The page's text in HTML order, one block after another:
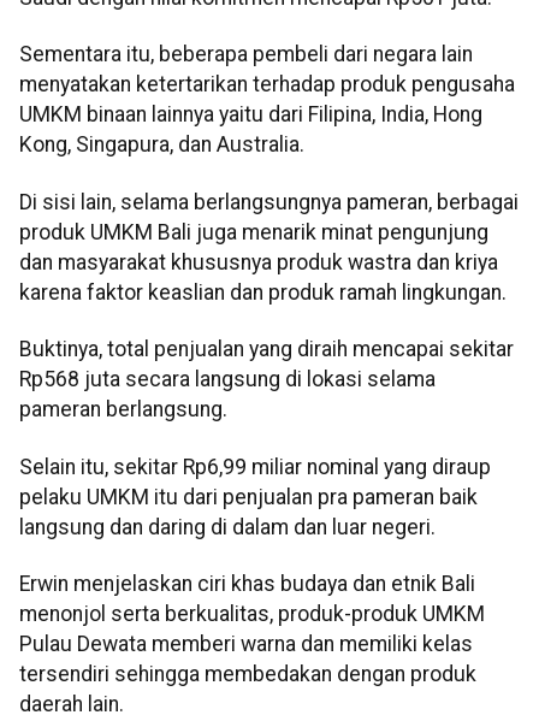
Sementara itu, beberapa pembeli dari negara lain
menyatakan ketertarikan terhadap produk pengusaha
UMKM binaan lainnya yaitu dari Filipina, India, Hong
Kong, Singapura, dan Australia.
Di sisi lain, selama berlangsungnya pameran, berbagai
produk UMKM Bali juga menarik minat pengunjung
dan masyarakat khususnya produk wastra dan kriya
karena faktor keaslian dan produk ramah lingkungan.
Buktinya, total penjualan yang diraih mencapai sekitar
Rp568 juta secara langsung di lokasi selama
pameran berlangsung.
Selain itu, sekitar Rp6,99 miliar nominal yang diraup
pelaku UMKM itu dari penjualan pra pameran baik
langsung dan daring di dalam dan luar negeri.
Erwin menjelaskan ciri khas budaya dan etnik Bali
menonjol serta berkualitas, produk-produk UMKM
Pulau Dewata memberi warna dan memiliki kelas
tersendiri sehingga membedakan dengan produk
daerah lain.